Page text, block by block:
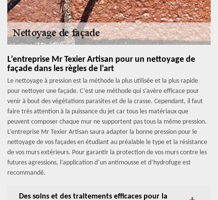
L’entreprise Mr Texier Artisan pour un nettoyage de
façade dans les règles de l’art
Le nettoyage à pression est la méthode la plus utilisée et la plus rapide
pour nettoyer une façade. C’est une méthode qui s’avère efficace pour
venir à bout des végétations parasites et de la crasse. Cependant, il faut
faire très attention à la puissance du jet car tous les matériaux que
peuvent composer chaque mur ne supportent pas tous la même pression.
L’entreprise Mr Texier Artisan saura adapter la bonne pression pour le
nettoyage de vos façades en étudiant au préalable le type et la résistance
de vos murs extérieurs. Pour garantir la protection de vos murs contre les
futures agressions, l’application d’un antimousse et d’hydrofuge est
recommandé.
Des soins et des traitements efficaces pour la